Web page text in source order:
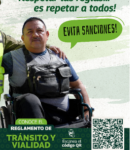
Beckham por una patada al
convertiría al ‘Spice Boy’ en
buen rato. Los sudamericanos
en penales.
en 2002, cuando en Corea-
cobró el penal que eliminó a
de Grupos. Los de Marcelo Bielsa
de cambio de un Mundial al que
y,
por primera vez desde la
ante los inglesesen